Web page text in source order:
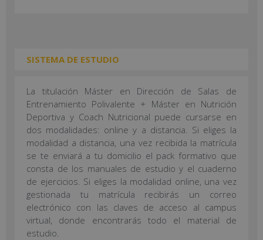
SISTEMA DE ESTUDIO
La titulación Máster en Dirección de Salas de
Entrenamiento Polivalente + Máster en Nutrición
Deportiva y Coach Nutricional puede cursarse en
dos modalidades: online y a distancia. Si eliges la
modalidad a distancia, una vez recibida la matrícula
se te enviará a tu domicilio el pack formativo que
consta de los manuales de estudio y el cuaderno
de ejercicios. Si eliges la modalidad online, una vez
gestionada tu matrícula recibirás un correo
electrónico con las claves de acceso al campus
virtual, donde encontrarás todo el material de
estudio.